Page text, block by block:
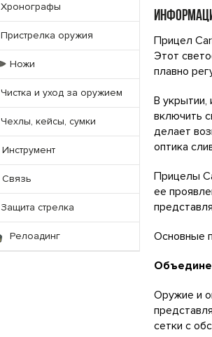
Хронографы
Пристрелка оружия
Ножи
Чистка и уход за оружием
Чехлы, кейсы, сумки
Инструмент
Связь
Защита стрелка
Релоадинг
Прицел
Этот
плавно
В укрытии,
включить
делает
оптика
Прицелы
ее
Основные
Оружие и
сетки с